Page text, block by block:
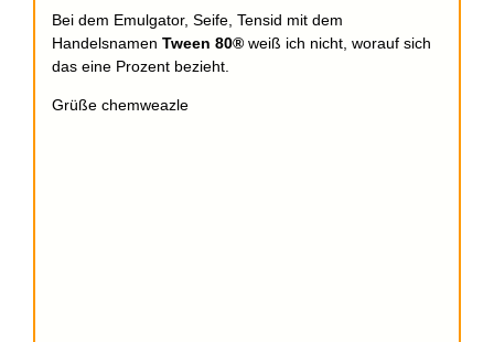
Bei dem Emulgator, Seife, Tensid mit dem
Handelsnamen Tween 80® weiß ich nicht, worauf sich
das eine Prozent bezieht.
Grüße chemweazle